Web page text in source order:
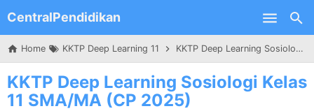
Skip to main content
CentralPendidikan
Home KKTP Deep Learning 11 KKTP Deep Learning Sosiologi Kelas 11 SMA/MA (CP 2025)
KKTP Deep Learning Sosiologi Kelas
11 SMA/MA (CP 2025)